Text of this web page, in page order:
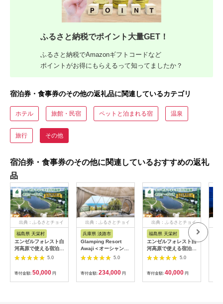
ふるさと納税でポイント大量GET！
ふるさと納税でAmazonギフトコードなど
ポイントがお得にもらえるって知ってましたか？
宿泊券・食事券のその他の返礼品に関連しているカテゴリ
ホテル 旅館・民宿 ペットと泊まれる宿 温泉
旅行 その他
宿泊券・食事券のその他に関連しているおすすめの返礼
品
出典：ふるさとチョイ
福島県 天栄村
エンゼルフォレスト白
河高原で使える宿泊ク
ーポン券（15000円相
当） ペット コテージ
サウナ グランピング
キャンプ スパ ドッグ
ラン F21T-098
5.0
寄付金額: 50,000 円
出典：ふるさとチョイ
兵庫県 淡路市
Glamping Resort
Awaji＜オーシャンテ
ラス＞素泊まりプラン
5.0
寄付金額: 234,000 円
出典：ふるさとチョイ
福島県 天栄村
エンゼルフォレスト白
河高原で使える宿泊ク
ーポン券（12,000円
相当） F21T-097
5.0
寄付金額: 40,000 円